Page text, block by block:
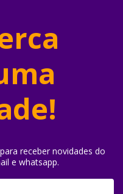
receber novidades do
e whatsapp.